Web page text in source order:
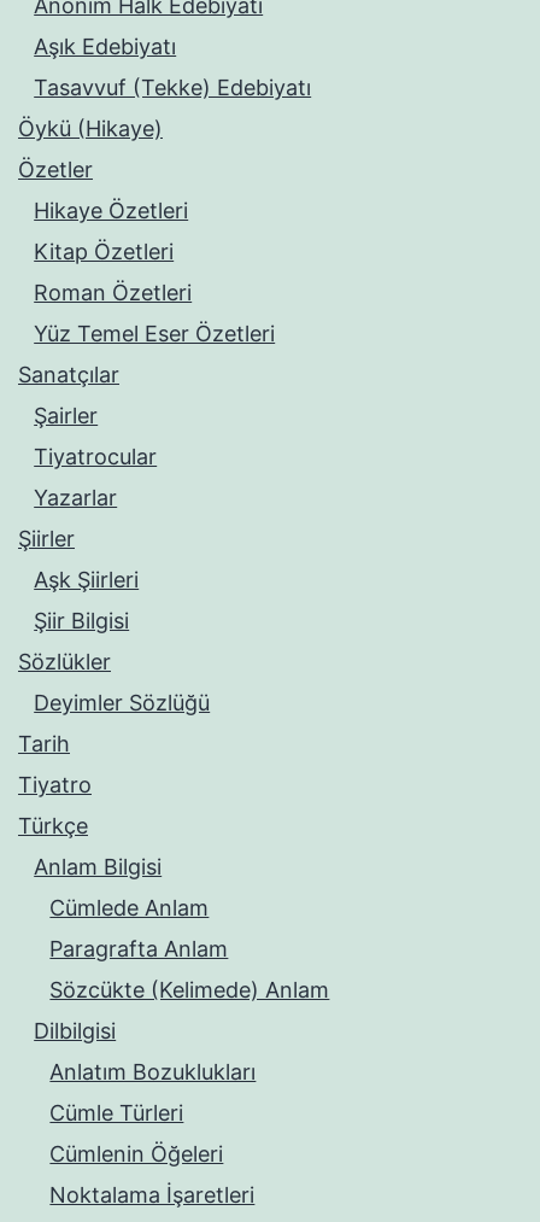
Anonim Halk Edebiyatı
Aşık Edebiyatı
Tasavvuf (Tekke) Edebiyatı
Öykü (Hikaye)
Özetler
Hikaye Özetleri
Kitap Özetleri
Roman Özetleri
Yüz Temel Eser Özetleri
Sanatçılar
Şairler
Tiyatrocular
Yazarlar
Şiirler
Aşk Şiirleri
Şiir Bilgisi
Sözlükler
Deyimler Sözlüğü
Tarih
Tiyatro
Türkçe
Anlam Bilgisi
Cümlede Anlam
Paragrafta Anlam
Sözcükte (Kelimede) Anlam
Dilbilgisi
Anlatım Bozuklukları
Cümle Türleri
Cümlenin Öğeleri
Noktalama İşaretleri